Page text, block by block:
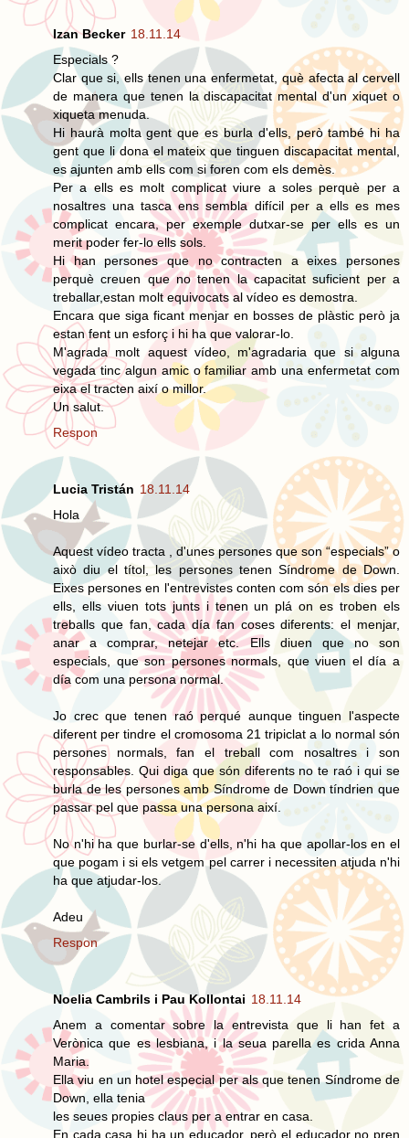
Izan Becker 18.11.14
Especials ?
Clar que si, ells tenen una enfermetat, què afecta al cervell
de manera que tenen la discapacitat mental d'un xiquet o
xiqueta menuda.
Hi haurà molta gent que es burla d'ells, però també hi ha
gent que li dona el mateix que tinguen discapacitat mental,
es ajunten amb ells com si foren com els demès.
Per a ells es molt complicat viure a soles perquè per a
nosaltres una tasca ens sembla difícil per a ells es mes
complicat encara, per exemple dutxar-se per ells es un
merit poder fer-lo ells sols.
Hi han persones que no contracten a eixes persones
perquè creuen que no tenen la capacitat suficient per a
treballar,estan molt equivocats al vídeo es demostra.
Encara que siga ficant menjar en bosses de plàstic però ja
estan fent un esforç i hi ha que valorar-lo.
M'agrada molt aquest vídeo, m'agradaria que si alguna
vegada tinc algun amic o familiar amb una enfermetat com
eixa el tracten així o millor.
Un salut.
Respon
Lucia Tristán 18.11.14
Hola
Aquest vídeo tracta , d'unes persones que son “especials” o
això diu el títol, les persones tenen Síndrome de Down.
Eixes persones en l'entrevistes conten com són els dies per
ells, ells viuen tots junts i tenen un plá on es troben els
treballs que fan, cada día fan coses diferents: el menjar,
anar a comprar, netejar etc. Ells diuen que no son
especials, que son persones normals, que viuen el día a
día com una persona normal.
Jo crec que tenen raó perqué aunque tinguen l'aspecte
diferent per tindre el cromosoma 21 tripiclat a lo normal són
persones normals, fan el treball com nosaltres i son
responsables. Qui diga que són diferents no te raó i qui se
burla de les persones amb Síndrome de Down tíndrien que
passar pel que passa una persona així.
No n'hi ha que burlar-se d'ells, n'hi ha que apollar-los en el
que pogam i si els vetgem pel carrer i necessiten atjuda n'hi
ha que atjudar-los.
Adeu
Respon
Noelia Cambrils i Pau Kollontai 18.11.14
Anem a comentar sobre la entrevista que li han fet a
Verònica que es lesbiana, i la seua parella es crida Anna
Maria.
Ella viu en un hotel especial per als que tenen Síndrome de
Down, ella tenia
les seues propies claus per a entrar en casa.
En cada casa hi ha un educador, però el educador no pren